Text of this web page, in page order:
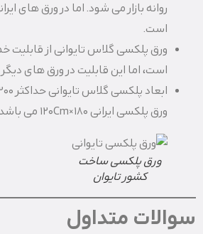
روانه بازار می شود. اما در ورق های
است.
ورق پلکسی گلاس تایوانی از قابلیت خم
است، اما این قابلیت در ورق های دیگر
ورق پلکسی ایرانی ۱۸۰×۱۲۰Cm می باشد.
ورق پلکسی ساخت
کشور تایوان
سوالات متداول